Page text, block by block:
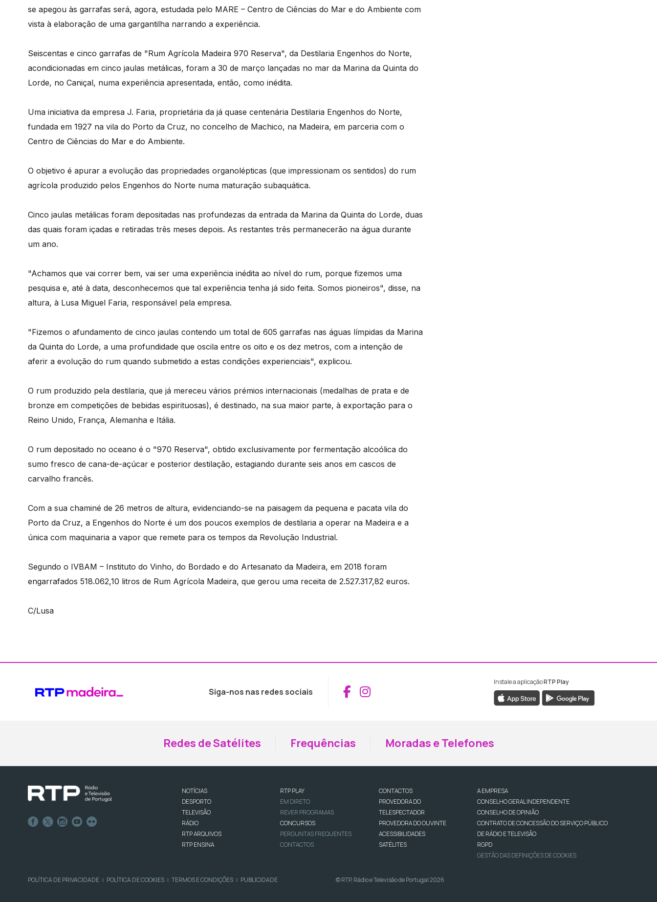
se apegou às garrafas será, agora, estudada pelo MARE – Centro de Ciências do Mar e do Ambiente com
vista à elaboração de uma gargantilha narrando a experiência.
Seiscentas e cinco garrafas de "Rum Agrícola Madeira 970 Reserva", da Destilaria Engenhos do Norte,
acondicionadas em cinco jaulas metálicas, foram a 30 de março lançadas no mar da Marina da Quinta do
Lorde, no Caniçal, numa experiência apresentada, então, como inédita.
Uma iniciativa da empresa J. Faria, proprietária da já quase centenária Destilaria Engenhos do Norte,
fundada em 1927 na vila do Porto da Cruz, no concelho de Machico, na Madeira, em parceria com o
Centro de Ciências do Mar e do Ambiente.
O objetivo é apurar a evolução das propriedades organolépticas (que impressionam os sentidos) do rum
agrícola produzido pelos Engenhos do Norte numa maturação subaquática.
Cinco jaulas metálicas foram depositadas nas profundezas da entrada da Marina da Quinta do Lorde, duas
das quais foram içadas e retiradas três meses depois. As restantes três permanecerão na água durante
um ano.
"Achamos que vai correr bem, vai ser uma experiência inédita ao nível do rum, porque fizemos uma
pesquisa e, até à data, desconhecemos que tal experiência tenha já sido feita. Somos pioneiros", disse, na
altura, à Lusa Miguel Faria, responsável pela empresa.
"Fizemos o afundamento de cinco jaulas contendo um total de 605 garrafas nas águas límpidas da Marina
da Quinta do Lorde, a uma profundidade que oscila entre os oito e os dez metros, com a intenção de
aferir a evolução do rum quando submetido a estas condições experienciais", explicou.
O rum produzido pela destilaria, que já mereceu vários prémios internacionais (medalhas de prata e de
bronze em competições de bebidas espirituosas), é destinado, na sua maior parte, à exportação para o
Reino Unido, França, Alemanha e Itália.
O rum depositado no oceano é o "970 Reserva", obtido exclusivamente por fermentação alcoólica do
sumo fresco de cana-de-açúcar e posterior destilação, estagiando durante seis anos em cascos de
carvalho francês.
Com a sua chaminé de 26 metros de altura, evidenciando-se na paisagem da pequena e pacata vila do
Porto da Cruz, a Engenhos do Norte é um dos poucos exemplos de destilaria a operar na Madeira e a
única com maquinaria a vapor que remete para os tempos da Revolução Industrial.
Segundo o IVBAM – Instituto do Vinho, do Bordado e do Artesanato da Madeira, em 2018 foram
engarrafados 518.062,10 litros de Rum Agrícola Madeira, que gerou uma receita de 2.527.317,82 euros.
C/Lusa
Siga-nos nas redes sociais Aceder ao Facebook da RTP Madeira
Aceder ao Instagram da RTP Madeira
Instale a aplicaçãoRTP Play
Redes de Satélites Frequências Moradas e Telefones
NOTÍCIAS
DESPORTO
TELEVISÃO
RÁDIO
RTP ARQUIVOS
RTP ENSINA
RTP PLAY
EM DIRETO
REVER PROGRAMAS
CONCURSOS
PERGUNTAS FREQUENTES
CONTACTOS
CONTACTOS
PROVEDORA DO
TELESPECTADOR
PROVEDORA DO OUVINTE
ACESSIBILIDADES
SATÉLITES
A EMPRESA
CONSELHO GERAL INDEPENDENTE
CONSELHO DE OPINIÃO
CONTRATO DE CONCESSÃO DO SERVIÇO PÚBLICO
DE RÁDIO E TELEVISÃO
RGPD
GESTÃO DAS DEFINIÇÕES DE COOKIES
POLÍTICA DE PRIVACIDADE | POLÍTICA DE COOKIES | TERMOS E CONDIÇÕES | PUBLICIDADE © RTP, Rádio e Televisão de Portugal 2026